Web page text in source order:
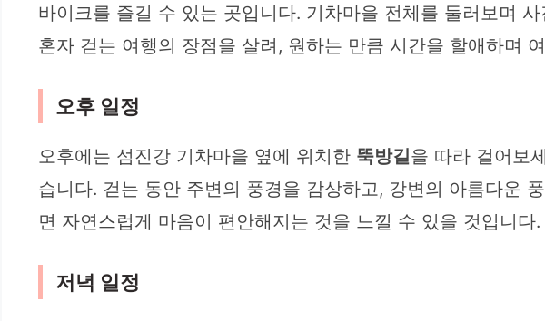
바이크를 즐길 수 있는 곳입니다. 기차마을 전체를 둘러보며 사
혼자 걷는 여행의 장점을 살려, 원하는 만큼 시간을 할애하며
오후 일정
오후에는 섬진강 기차마을 옆에 위치한 뚝방길을 따라 걸어보
습니다. 걷는 동안 주변의 풍경을 감상하고, 강변의 아름다운
면 자연스럽게 마음이 편안해지는 것을 느낄 수 있을 것입니다.
저녁 일정